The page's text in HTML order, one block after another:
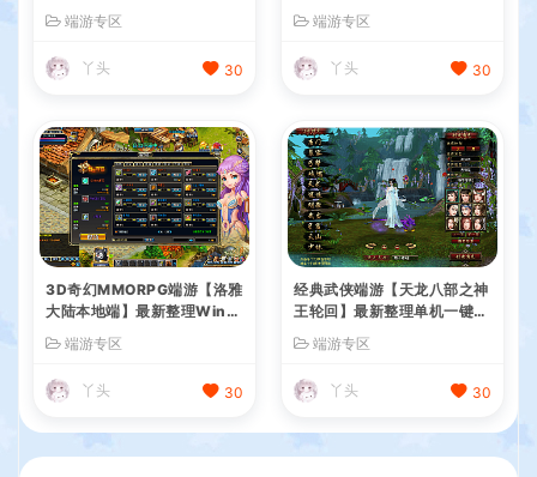
系服务端+PC客户端+GM指
令+详细搭建教程
端游专区
丫头 30
PC客户端+详细搭建教程+G
M命令教程
端游专区
丫头 30
3D奇幻MMORPG端游【洛雅
大陆本地端】最新整理Win一
键服务端+PC客户端+GM工
具+详细搭建教程
端游专区
丫头 30
经典武侠端游【天龙八部之神
王轮回】最新整理单机一键即
玩镜像端+Linux手工服务端+
PC客户端+GM工具+详细搭
建教程
端游专区
丫头 30